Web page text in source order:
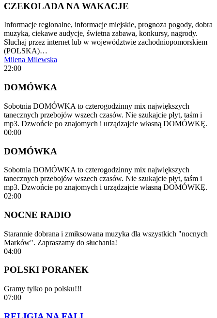
CZEKOLADA NA WAKACJE
Informacje regionalne, informacje miejskie, prognoza pogody, dobra
muzyka, ciekawe audycje, świetna zabawa, konkursy, nagrody.
Słuchaj przez internet lub w województwie zachodniopomorskiem
(POLSKA)…
Milena Milewska
22:00
DOMÓWKA
Sobotnia DOMÓWKA to czterogodzinny mix największych
tanecznych przebojów wszech czasów. Nie szukajcie płyt, taśm i
mp3. Dzwońcie po znajomych i urządzajcie własną DOMÓWKĘ.
00:00
DOMÓWKA
Sobotnia DOMÓWKA to czterogodzinny mix największych
tanecznych przebojów wszech czasów. Nie szukajcie płyt, taśm i
mp3. Dzwońcie po znajomych i urządzajcie własną DOMÓWKĘ.
02:00
NOCNE RADIO
Starannie dobrana i zmiksowana muzyka dla wszystkich "nocnych
Marków". Zapraszamy do słuchania!
04:00
POLSKI PORANEK
Gramy tylko po polsku!!!
07:00